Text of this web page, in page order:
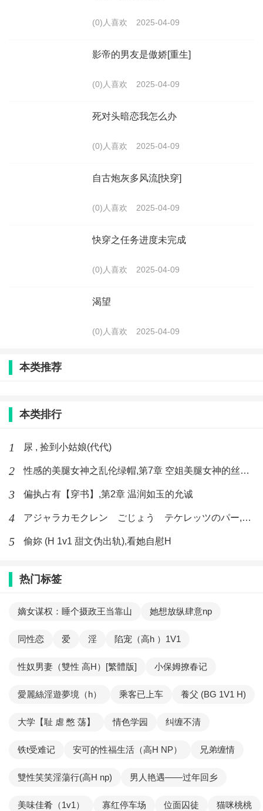
(0)人喜欢 2025-04-09
影帝的男友是傲娇[重生]
(0)人喜欢 2025-04-09
死对头暗恋我怎么办
(0)人喜欢 2025-04-09
自古炮灰多风流[快穿]
(0)人喜欢 2025-04-09
快穿之任务进度未完成
(0)人喜欢 2025-04-09
渴望
(0)人喜欢 2025-04-09
本类推荐
本类排行
1 尿 , 捡到小姑娘(代代)
2 性感的美腿女神之乱伦绿帽,第7章 空姐美腿女神的丝袜足交
3 偏执占有【穿书】,第2章 温润如玉的允诚
4 アジャラカモクレン ごじょう テケレッツのパー,【No. 42 Rube Goldberg Machine】十四
5 偷妳 (H 1v1 甜文伪出轨),看她自慰H
热门标签
嫡女谋权：睡个摄政王当靠山 她想放纵肆意np
同性恋 爱 淫 陷宠（高h ）1V1
性奴男妻（雙性 高H）[繁體版] 小保姆撩春记
愛麗絲淫遊夢境（h） 乘客已上车 養父 (BG 1V1 H)
大学【耻 虐 憋 荡】 情色学园 纠缠不清
铁t受难记 安可的性福生活（高H NP） 兄弟缠情
雙性笑笑淫蕩行(高H np) 男人艳遇——过年回乡
美味佳肴（1v1） 寡红停车场 位面囚徒 猫咪桃桃